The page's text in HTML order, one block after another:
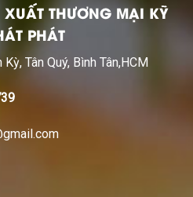
THƯƠNG MẠI KỸ
PHÁT
Tân Quý, Bình Tân,HCM